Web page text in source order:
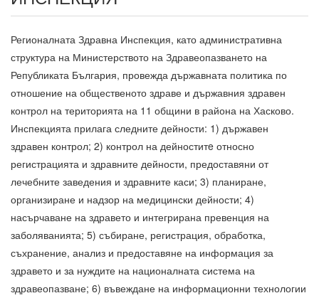
Регионалната Здравна Инспекция, като административна
структура на Министерството на Здравеопазването на
Републиката България, провежда държавната политика по
отношение на общественото здраве и държавния здравен
контрол на територията на 11 общини в района на Хасково.
Инспекцията прилага следните дейности: 1) държавен
здравен контрол; 2) контрол на дейноститe относно
регистрацията и здравните дейности, предоставяни от
лечебните заведения и здравните каси; 3) планиране,
организиране и надзор на медицински дейности; 4)
насърчаване на здравето и интегрирана превенция на
заболяванията; 5) събиране, регистрация, обработка,
съхранение, анализ и предоставяне на информация за
здравето и за нуждите на националната система на
здравеопазване; 6) въвеждане на информационни технологии